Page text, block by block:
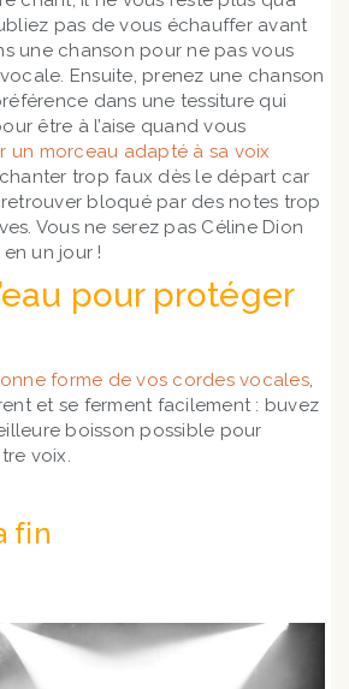
pas de vous échauffer avant
une chanson pour ne pas vous
Ensuite, prenez une chanson
dans une tessiture qui
être à l’aise quand vous
un morceau adapté à sa voix
trop faux dès le départ car
bloqué par des notes trop
Vous ne serez pas Céline Dion
un jour !
pour protéger
forme de vos cordes vocales,
et se ferment facilement : buvez
boisson possible pour
voix.
fin